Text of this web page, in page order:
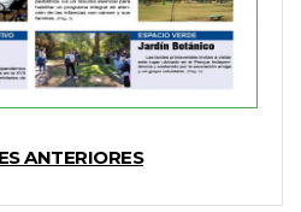
ANTERIORES